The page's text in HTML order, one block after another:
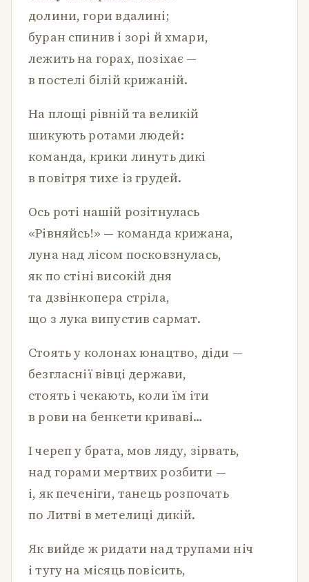
долини, гори вдалині;
буран спинив і зорі й хмари,
лежить на горах, позіхає —
в постелі білій крижаній.
На площі рівній та великій
шикують ротами людей:
команда, крики линуть дикі
в повітря тихе із грудей.
Ось роті нашій розітнулась
«Рівняйсь!» — команда крижана,
луна над лісом посковзнулась,
як по стіні високій дня
та дзвінкопера стріла,
що з лука випустив сармат.
Стоять у колонах юнацтво, діди —
безгласнії вівці держави,
стоять і чекають, коли їм іти
в рови на бенкети криваві…
І череп у брата, мов ляду, зірвать,
над горами мертвих розбити —
і, як печеніги, танець розпочать
по Литві в метелиці дикій.
Як вийде ж ридати над трупами ніч
і тугу на місяць повісить,